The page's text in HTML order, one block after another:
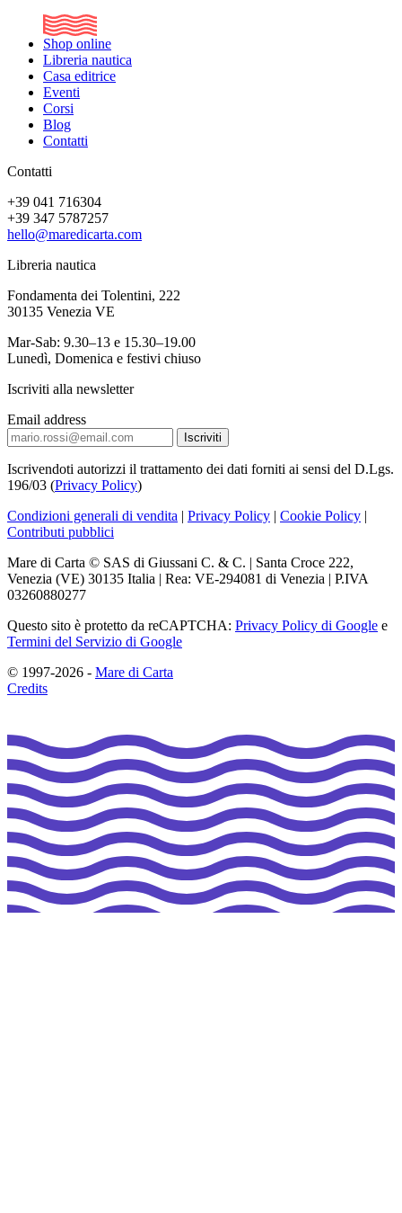
Shop online
Libreria nautica
Casa editrice
Eventi
Corsi
Blog
Contatti
Contatti
+39 041 716304
+39 347 5787257
hello@maredicarta.com
Libreria nautica
Fondamenta dei Tolentini, 222
30135 Venezia VE
Mar-Sab: 9.30–13 e 15.30–19.00
Lunedì, Domenica e festivi chiuso
Iscriviti alla newsletter
Email address
Iscrivendoti autorizzi il trattamento dei dati forniti ai sensi del D.Lgs.
196/03 (Privacy Policy)
Condizioni generali di vendita | Privacy Policy | Cookie Policy |
Contributi pubblici
Mare di Carta © SAS di Giussani C. & C. | Santa Croce 222,
Venezia (VE) 30135 Italia | Rea: VE-294081 di Venezia | P.IVA
03260880277
Questo sito è protetto da reCAPTCHA: Privacy Policy di Google e
Termini del Servizio di Google
© 1997-2026 - Mare di Carta
Credits